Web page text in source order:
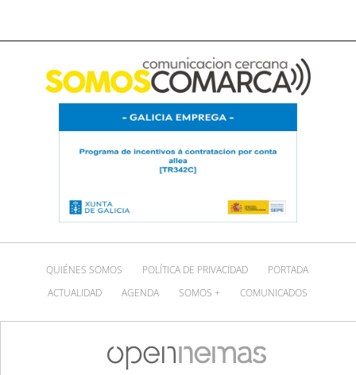
QUIÉNES SOMOS POLÍTICA DE PRIVACIDAD
PORTADA
ACTUALIDAD
AGENDA SOMOS + COMUNICADOS